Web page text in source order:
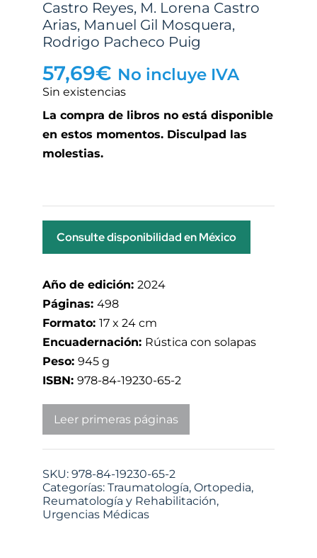
Castro Reyes, M. Lorena Castro
Arias, Manuel Gil Mosquera,
Rodrigo Pacheco Puig
57,69€ No incluye IVA
Sin existencias
La compra de libros no está disponible
en estos momentos. Disculpad las
molestias.
Consulte disponibilidad en México
Año de edición: 2024
Páginas: 498
Formato: 17 x 24 cm
Encuadernación: Rústica con solapas
Peso: 945 g
ISBN: 978-84-19230-65-2
Leer primeras páginas
SKU: 978-84-19230-65-2
Categorías: Traumatología, Ortopedia,
Reumatología y Rehabilitación,
Urgencias Médicas